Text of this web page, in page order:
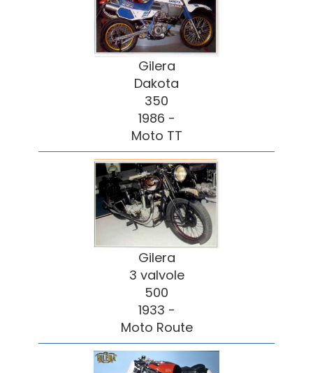
Gilera
Dakota
350
1986 -
Moto TT
Gilera
3 valvole
500
1933 -
Moto Route